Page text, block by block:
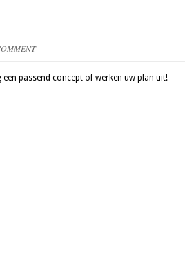
een passend concept of werken uw plan uit!